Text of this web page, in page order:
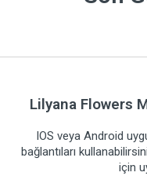
Lilyana Flowers
IOS veya Android
bağlantıları
için